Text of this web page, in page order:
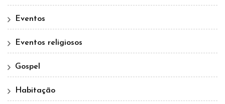
Eventos
Eventos religiosos
Gospel
Habitação